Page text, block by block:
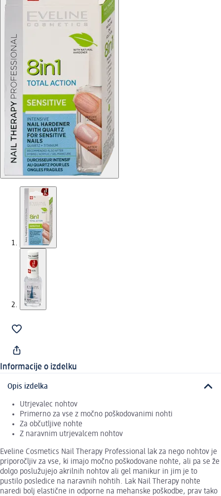
Informacije o izdelku
Opis izdelka
Utrjevalec nohtov
Primerno za vse z močno poškodovanimi nohti
Za občutljive nohte
Z naravnim utrjevalcem nohtov
Eveline Cosmetics Nail Therapy Professional lak za nego nohtov je
priporočljiv za vse, ki imajo močno poškodovane nohte, ali pa se že
dolgo poslužujejo akrilnih nohtov ali gel manikur in jim je to
pustilo posledice na naravnih nohtih. Lak Nail Therapy nohte
naredi bolj elastične in odporne na mehanske poškodbe, prav tako